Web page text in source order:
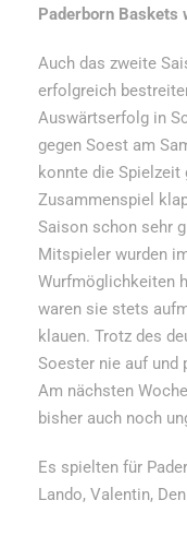
Paderborn Baskets
Auch das zweite
erfolgreich
Auswärtserfolg in
gegen Soest am
konnte die
Zusammenspiel
Saison schon sehr
Mitspieler wurden
Wurfmöglichkeiten
waren sie stets
klauen. Trotz des
Soester nie auf und
Am nächsten
bisher auch noch
Es spielten für
Lando, Valentin,